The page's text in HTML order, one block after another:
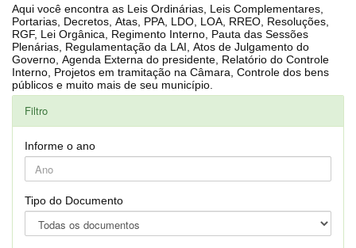
Aqui você encontra as Leis Ordinárias, Leis Complementares,
Portarias, Decretos, Atas, PPA, LDO, LOA, RREO, Resoluções,
RGF, Lei Orgânica, Regimento Interno, Pauta das Sessões
Plenárias, Regulamentação da LAI, Atos de Julgamento do
Governo, Agenda Externa do presidente, Relatório do Controle
Interno, Projetos em tramitação na Câmara, Controle dos bens
públicos e muito mais de seu município.
Filtro
Informe o ano
Tipo do Documento